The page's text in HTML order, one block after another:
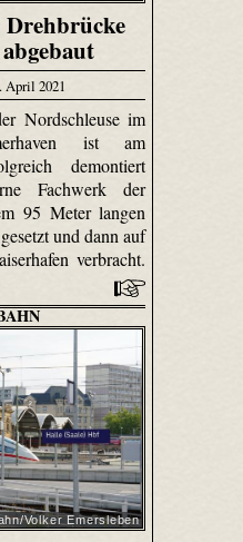
Drehbrücke
April 2021
Nordschleuse im
ist am
demontiert
Fachwerk der
95 Meter langen
und dann auf
verbracht.
Volker Emersleben